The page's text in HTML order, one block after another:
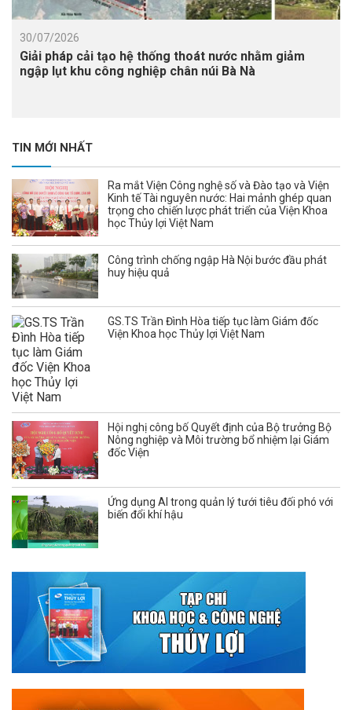
30/07/2026
Giải pháp cải tạo hệ thống thoát nước nhằm giảm
ngập lụt khu công nghiệp chân núi Bà Nà
TIN MỚI NHẤT
Ra mắt Viện Công nghệ số và Đào tạo và Viện
Kinh tế Tài nguyên nước: Hai mảnh ghép quan
trọng cho chiến lược phát triển của Viện Khoa
học Thủy lợi Việt Nam
Công trình chống ngập Hà Nội bước đầu phát
huy hiệu quả
GS.TS Trần Đình Hòa tiếp tục làm Giám đốc
Viện Khoa học Thủy lợi Việt Nam
Hội nghị công bố Quyết định của Bộ trưởng Bộ
Nông nghiệp và Môi trường bổ nhiệm lại Giám
đốc Viện
Ứng dụng AI trong quản lý tưới tiêu đối phó với
biến đổi khí hậu